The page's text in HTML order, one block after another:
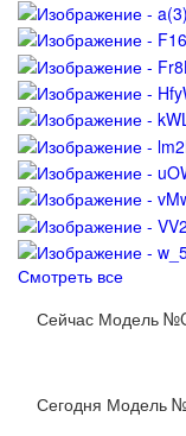
Смотреть все
Сейчас Модель
Сегодня Модель